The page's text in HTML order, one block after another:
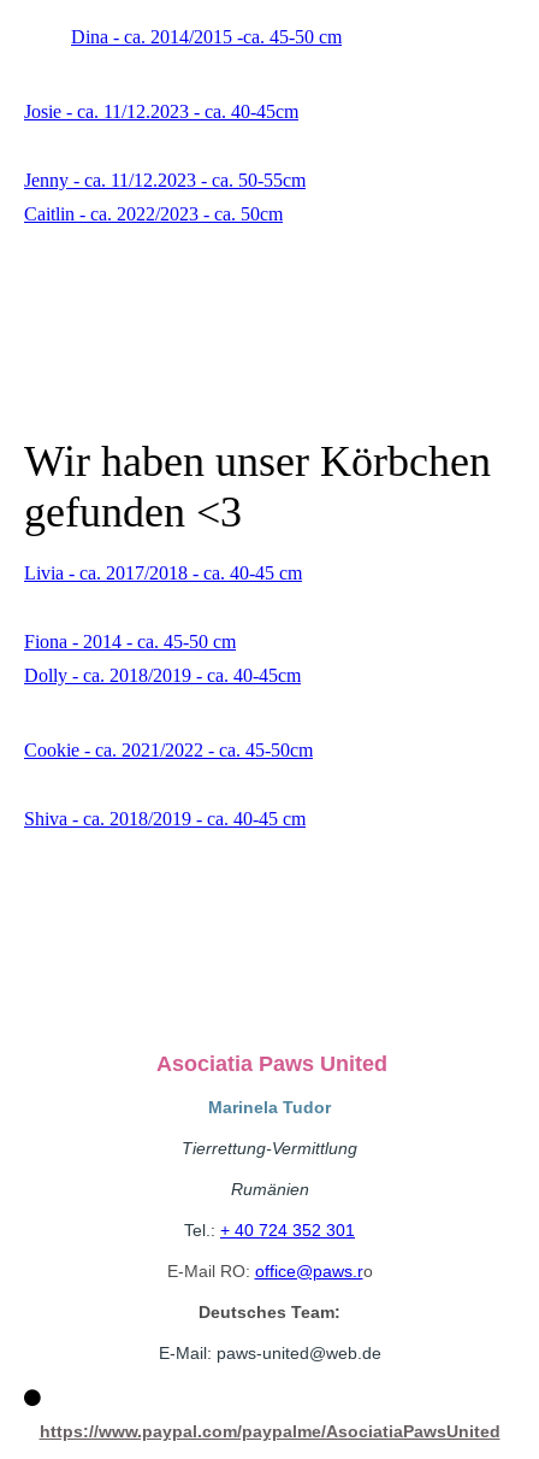
Dina - ca. 2014/2015 -ca. 45-50 cm
Josie - ca. 11/12.2023 - ca. 40-45cm
Jenny - ca. 11/12.2023 - ca. 50-55cm
Caitlin - ca. 2022/2023 - ca. 50cm
Wir haben unser Körbchen
gefunden <3
Livia - ca. 2017/2018 - ca. 40-45 cm
Fiona - 2014 - ca. 45-50 cm
Dolly - ca. 2018/2019 - ca. 40-45cm
Cookie - ca. 2021/2022 - ca. 45-50cm
Shiva - ca. 2018/2019 - ca. 40-45 cm
Asociatia Paws United
Marinela Tudor
Tierrettung-Vermittlung
Rumänien
Tel.: + 40 724 352 301
E-Mail RO: office@paws.ro
Deutsches Team:
E-Mail: paws-united@web. de
https://www.paypal.com/paypalme/AsociatiaPawsUnited